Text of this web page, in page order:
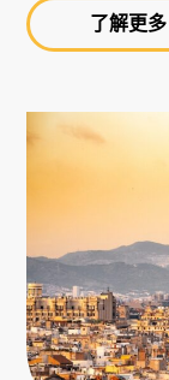
了解更多